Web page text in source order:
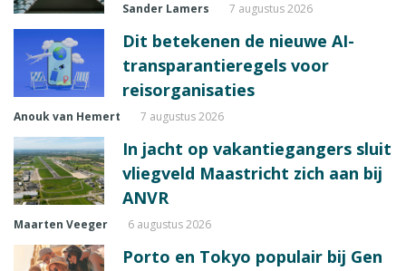
Sander Lamers 7 augustus 2026
Dit betekenen de nieuwe AI-
transparantieregels voor
reisorganisaties
Anouk van Hemert 7 augustus 2026
In jacht op vakantiegangers sluit
vliegveld Maastricht zich aan bij
ANVR
Maarten Veeger 6 augustus 2026
Porto en Tokyo populair bij Gen